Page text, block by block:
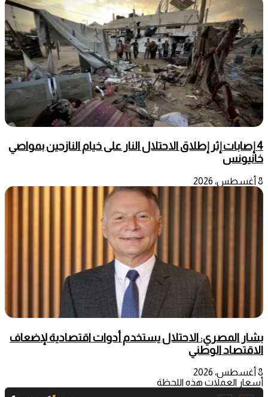
4 إصابات إثر إطلاق الاحتلال النار على خيام النازحين بمواصي
خانيونس
8 أغسطس، 2026
بشار المصري: الاحتلال يستخدم أدوات اقتصادية لإضعاف
الاقتصاد الوطني
8 أغسطس، 2026
أسعار العملات هذه اللحظة